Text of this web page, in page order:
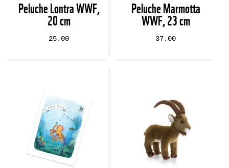
Peluche Lontra WWF,
20 cm
25.00
Peluche Marmotta
WWF, 23 cm
37.00